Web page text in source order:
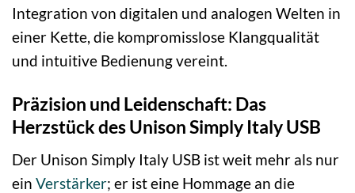
Integration von digitalen und analogen Welten in
einer Kette, die kompromisslose Klangqualität
und intuitive Bedienung vereint.
Präzision und Leidenschaft: Das
Herzstück des Unison Simply Italy USB
Der Unison Simply Italy USB ist weit mehr als nur
ein Verstärker; er ist eine Hommage an die